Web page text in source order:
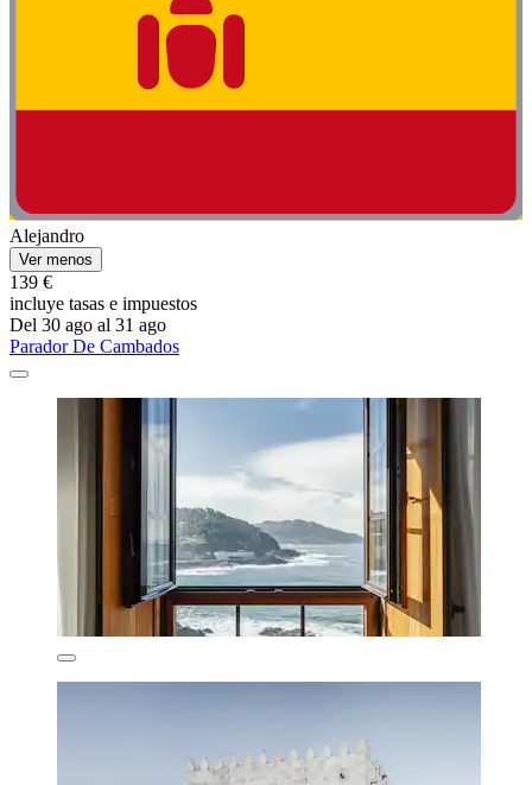
Alejandro
Ver menos
139 €
incluye tasas e impuestos
Del 30 ago al 31 ago
Parador De Cambados